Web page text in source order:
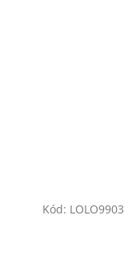
Kód: LOLO9903